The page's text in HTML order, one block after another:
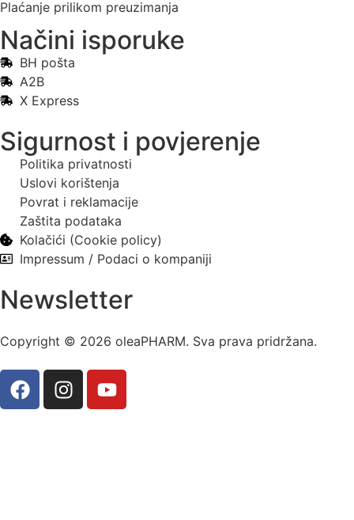
Plaćanje prilikom preuzimanja
Načini isporuke
BH pošta
A2B
X Express
Sigurnost i povjerenje
Politika privatnosti
Uslovi korištenja
Povrat i reklamacije
Zaštita podataka
Kolačići (Cookie policy)
Impressum / Podaci o kompaniji
Newsletter
Copyright © 2026 oleaPHARM. Sva prava pridržana.